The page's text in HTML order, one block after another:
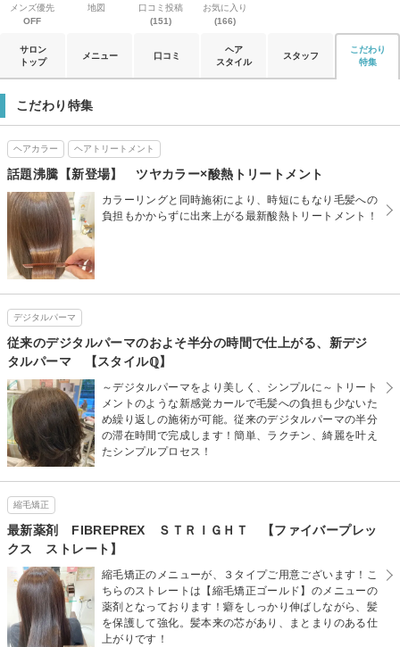
メンズ優先
OFF
地図
口コミ投稿
(151)
お気に入り
(166)
サロン
トップ
メニュー 口コミ
ヘア
スタイル
スタッフ
こだわり
特集
こだわり特集
ヘアカラー ヘアトリートメント
話題沸騰【新登場】 ツヤカラー×酸熱トリートメント
カラーリングと同時施術により、時短にもなり毛髪への
負担もかからずに出来上がる最新酸熱トリートメント！
デジタルパーマ
従来のデジタルパーマのおよそ半分の時間で仕上がる、新デジ
タルパーマ 【スタイルℚ】
～デジタルパーマをより美しく、シンプルに～トリート
メントのような新感覚カールで毛髪への負担も少ないた
め繰り返しの施術が可能。従来のデジタルパーマの半分
の滞在時間で完成します！簡単、ラクチン、綺麗を叶え
たシンプルプロセス！
縮毛矯正
最新薬剤 FIBREPREX ＳＴＲＩＧＨＴ 【ファイバープレッ
クス ストレート】
縮毛矯正のメニューが、３タイプご用意ございます！こ
ちらのストレートは【縮毛矯正ゴールド】のメニューの
薬剤となっております！癖をしっかり伸ばしながら、髪
を保護して強化。髪本来の芯があり、まとまりのある仕
上がりです！